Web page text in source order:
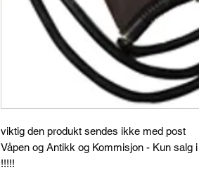
viktig den produkt sendes ikke med post
Våpen og Antikk og Kommisjon - Kun salg
!!!!!